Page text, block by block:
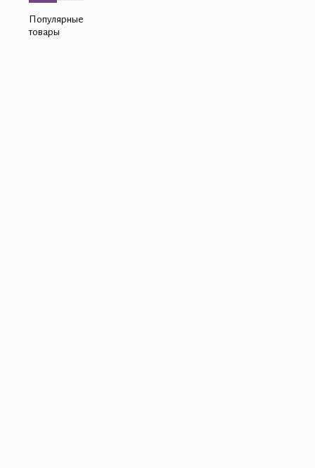
Популярные
товары